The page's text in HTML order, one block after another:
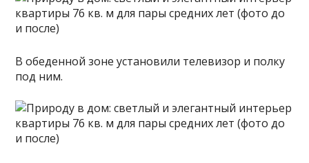
В обеденной зоне установили телевизор и полку
под ним.